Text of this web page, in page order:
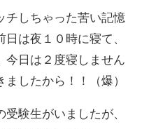
チしちゃった苦い記憶
は夜１０時に寝て、
今日は２度寝しません
したから！！（爆）
験生がいましたが、